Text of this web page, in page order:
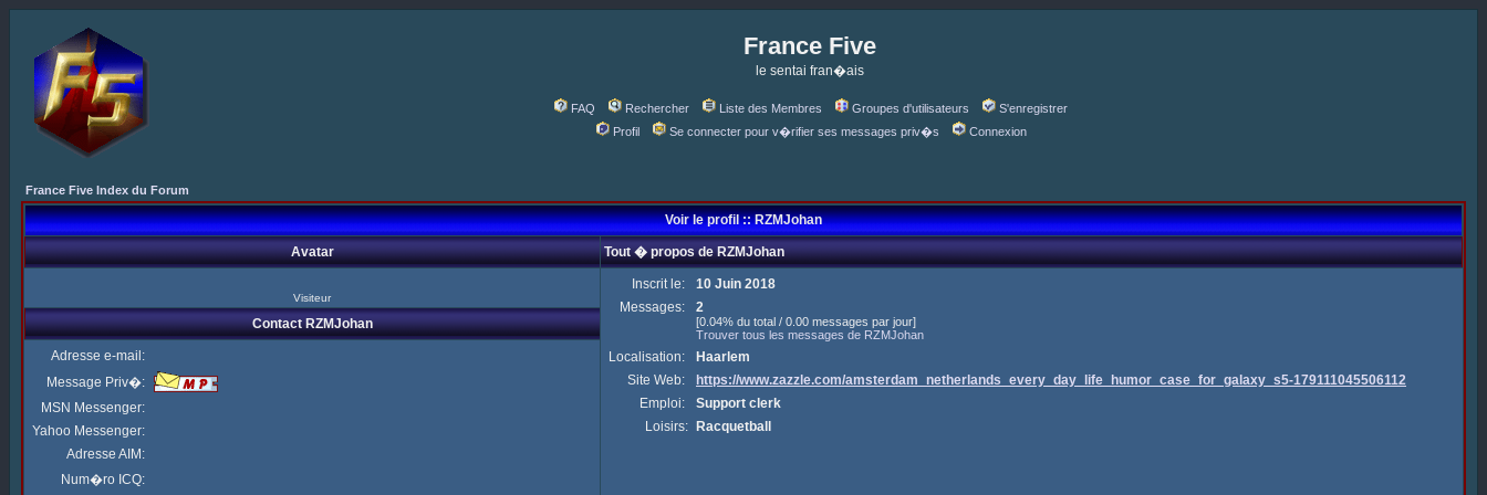
France Five
le sentai fran�ais
FAQ Rechercher Liste des Membres Groupes d'utilisateurs
S'enregistrer
Profil
Se connecter pour v�rifier ses messages priv�s Connexion
France Five Index du Forum
Voir le profil :: RZMJohan
Avatar Tout � propos de RZMJohan
Visiteur
Inscrit le:
10 Juin 2018
Messages:
2
[0.04% du total / 0.00 messages par jour]
Trouver tous les messages de RZMJohan
Localisation:
Haarlem
Site Web:
https://www.zazzle.com/amsterdam_netherlands_every_day_life_humor_case_for_galaxy_s5-179111045506112
Emploi:
Support clerk
Loisirs:
Racquetball
Contact RZMJohan
Adresse e-mail:
Message Priv�:
MSN Messenger:
Yahoo Messenger:
Adresse AIM:
Num�ro ICQ: